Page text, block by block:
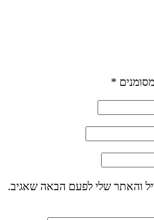
*
והאתר שלי לפעם הבאה שאגיב.